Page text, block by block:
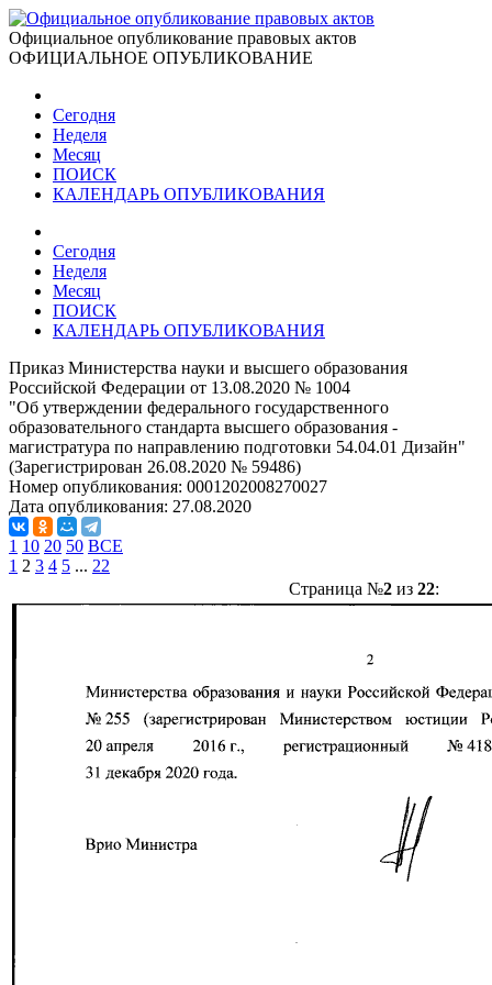
Официальное опубликование правовых актов
ОФИЦИАЛЬНОЕ ОПУБЛИКОВАНИЕ
Сегодня
Неделя
Месяц
ПОИСК
КАЛЕНДАРЬ ОПУБЛИКОВАНИЯ
Сегодня
Неделя
Месяц
ПОИСК
КАЛЕНДАРЬ ОПУБЛИКОВАНИЯ
Приказ Министерства науки и высшего образования
Российской Федерации от 13.08.2020 № 1004
"Об утверждении федерального государственного
образовательного стандарта высшего образования -
магистратура по направлению подготовки 54.04.01 Дизайн"
(Зарегистрирован 26.08.2020 № 59486)
Номер опубликования: 0001202008270027
Дата опубликования: 27.08.2020
1 10 20 50 ВСЕ
1 2 3 4 5 ... 22
Страница №2из 22: